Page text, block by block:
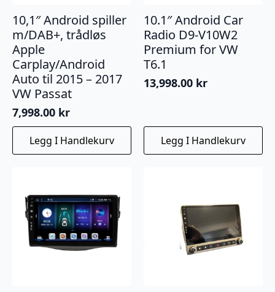
10,1″ Android spiller
m/DAB+, trådløs
Apple
Carplay/Android
Auto til 2015 – 2017
VW Passat
7,998.00 kr
Legg I Handlekurv
10.1″ Android Car
Radio D9-V10W2
Premium for VW
T6.1
13,998.00 kr
Legg I Handlekurv